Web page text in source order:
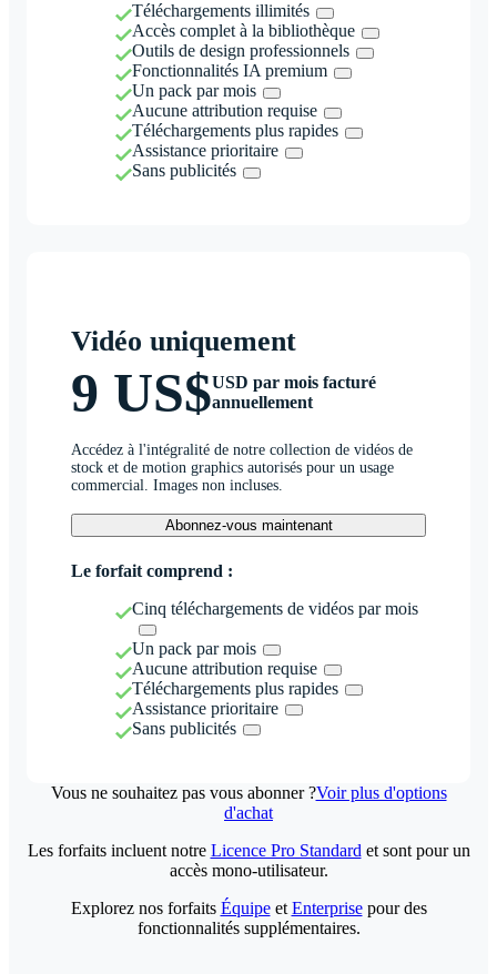
Téléchargements illimités
Accès complet à la bibliothèque
Outils de design professionnels
Fonctionnalités IA premium
Un pack par mois
Aucune attribution requise
Téléchargements plus rapides
Assistance prioritaire
Sans publicités
Vidéo uniquement
9 US$USD par mois facturé
annuellement
Accédez à l'intégralité de notre collection de vidéos de
stock et de motion graphics autorisés pour un usage
commercial. Images non incluses.
Abonnez-vous maintenant
Le forfait comprend :
Cinq téléchargements de vidéos par mois
Un pack par mois
Aucune attribution requise
Téléchargements plus rapides
Assistance prioritaire
Sans publicités
Vous ne souhaitez pas vous abonner ?Voir plus d'options
d'achat
Les forfaits incluent notre Licence Pro Standard et sont pour un
accès mono-utilisateur.
Explorez nos forfaits Équipeet Enterprisepour des
fonctionnalités supplémentaires.